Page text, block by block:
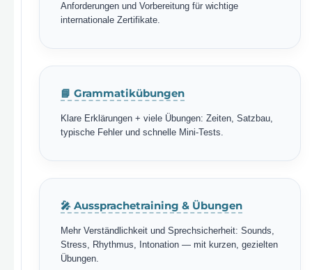
Anforderungen und Vorbereitung für wichtige
internationale Zertifikate.
📘 Grammatikübungen
Klare Erklärungen + viele Übungen: Zeiten, Satzbau,
typische Fehler und schnelle Mini-Tests.
🎤 Aussprachetraining & Übungen
Mehr Verständlichkeit und Sprechsicherheit: Sounds,
Stress, Rhythmus, Intonation — mit kurzen, gezielten
Übungen.